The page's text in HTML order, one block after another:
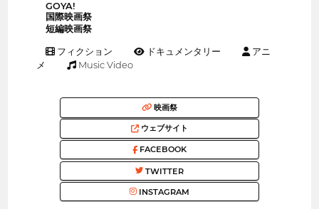
GOYA!
国際映画祭
短編映画祭
フィクション ドキュメンタリー
アニ
メ
Music Video
映画祭
ウェブサイト
FACEBOOK
TWITTER
INSTAGRAM